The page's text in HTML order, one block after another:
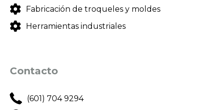
Fabricación de troqueles y moldes
Herramientas industriales
Contacto
(601) 704 9294